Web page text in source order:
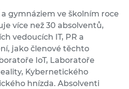
a gymnáziem ve školním roce
více než 30 absolventů,
vedoucích IT, PR a
jako členové těchto
IoT, Laboratoře
Kybernetického
hnízda. Absolventi